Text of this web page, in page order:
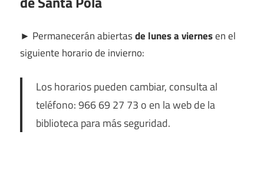
► Permanecerán abiertasde lunes a viernesen el
siguiente horario de invierno:
Los horarios pueden cambiar, consulta al
teléfono: 966 69 27 73 o en la web de la
biblioteca para más seguridad.